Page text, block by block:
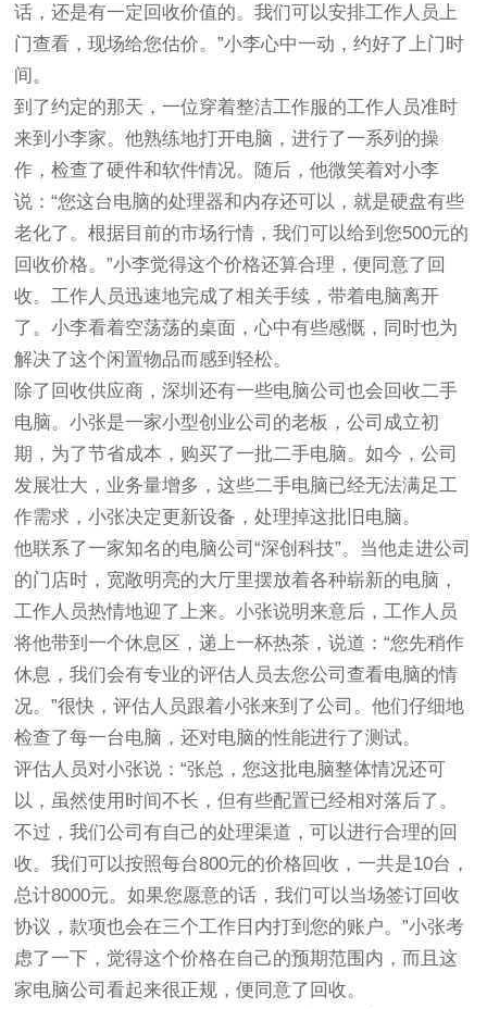
话，还是有一定回收价值的。我们可以安排工作人员上
门查看，现场给您估价。”小李心中一动，约好了上门时
间。
到了约定的那天，一位穿着整洁工作服的工作人员准时
来到小李家。他熟练地打开电脑，进行了一系列的操
作，检查了硬件和软件情况。随后，他微笑着对小李
说：“您这台电脑的处理器和内存还可以，就是硬盘有些
老化了。根据目前的市场行情，我们可以给到您500元的
回收价格。”小李觉得这个价格还算合理，便同意了回
收。工作人员迅速地完成了相关手续，带着电脑离开
了。小李看着空荡荡的桌面，心中有些感慨，同时也为
解决了这个闲置物品而感到轻松。
除了回收供应商，深圳还有一些电脑公司也会回收二手
电脑。小张是一家小型创业公司的老板，公司成立初
期，为了节省成本，购买了一批二手电脑。如今，公司
发展壮大，业务量增多，这些二手电脑已经无法满足工
作需求，小张决定更新设备，处理掉这批旧电脑。
他联系了一家知名的电脑公司“深创科技”。当他走进公司
的门店时，宽敞明亮的大厅里摆放着各种崭新的电脑，
工作人员热情地迎了上来。小张说明来意后，工作人员
将他带到一个休息区，递上一杯热茶，说道：“您先稍作
休息，我们会有专业的评估人员去您公司查看电脑的情
况。”很快，评估人员跟着小张来到了公司。他们仔细地
检查了每一台电脑，还对电脑的性能进行了测试。
评估人员对小张说：“张总，您这批电脑整体情况还可
以，虽然使用时间不长，但有些配置已经相对落后了。
不过，我们公司有自己的处理渠道，可以进行合理的回
收。我们可以按照每台800元的价格回收，一共是10台，
总计8000元。如果您愿意的话，我们可以当场签订回收
协议，款项也会在三个工作日内打到您的账户。”小张考
虑了一下，觉得这个价格在自己的预期范围内，而且这
家电脑公司看起来很正规，便同意了回收。